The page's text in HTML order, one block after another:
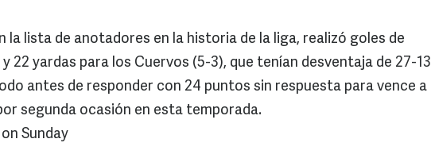
la lista de anotadores en la historia de la liga, realizó goles de
y 22 yardas para los Cuervos (5-3), que tenían desventaja de 27-13
antes de responder con 24 puntos sin respuesta para vence a
segunda ocasión en esta temporada.
Sunday